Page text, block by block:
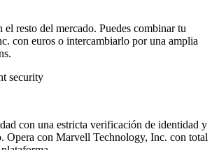
el resto del mercado. Puedes combinar tu
con euros o intercambiarlo por una amplia
con una estricta verificación de identidad y
Opera con Marvell Technology, Inc. con total